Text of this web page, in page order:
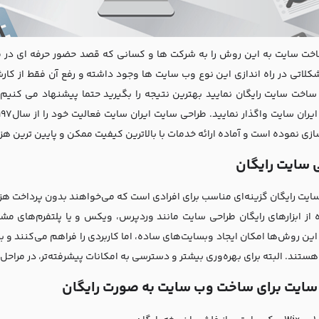
سایت به این روش را به شرکت ها و کسانی که قصد حضور حرفه ای در
در راه اندازی این نوع وب سایت ها وجود داشته و رفع آن فقط از
سایت رایگان نمایید بهترین نتیجه را بگیرید حتما پیشنهاد می
سایت واگذار نمایید. طراحی سایت ایران سایت
نموده است و آماده ارائه خدمات با بالاترین کیفیت ممکن و پایین ترین
سایت رایگان
رایگان گزینه‌ای مناسب برای افرادی است که می‌خواهند بدون پرداخت
از ابزارهای رایگان طراحی سایت مانند وردپرس، ویکس و یا پلتفرم‌های
این روش‌ها امکان ایجاد وبسایت‌های ساده، اما کاربردی را فراهم
البته برای بهره‌وری بیشتر و دسترسی به امکانات پیشرفته‌تر، در
برای ساخت وب سایت به صورت رایگان